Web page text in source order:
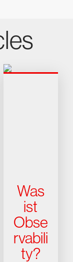
Was
ist
Obse
rvabili
ty?